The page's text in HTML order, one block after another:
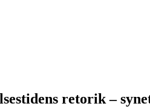
retorik –